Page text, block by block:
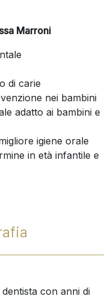
Marroni
di carie
nei bambini
adatto ai bambini e
igiene orale
in età infantile e
con anni di